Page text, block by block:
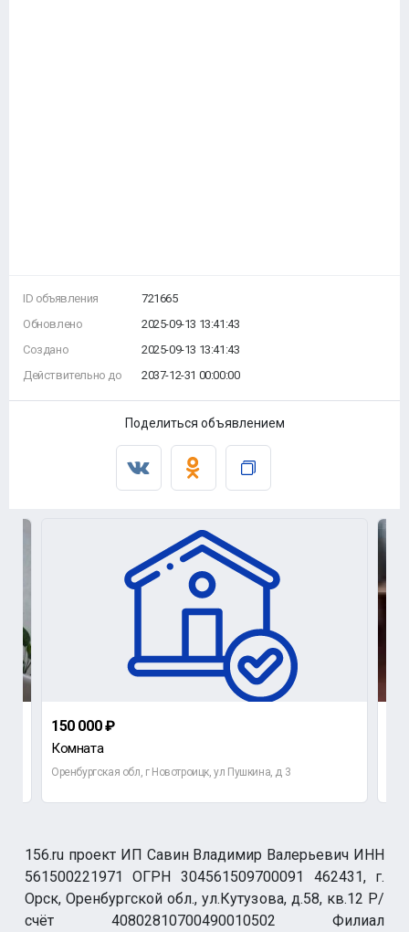
ID объявления
Обновлено
Создано
Действительно до
721665
2025-09-13 13:41:43
2025-09-13 13:41:43
2037-12-31 00:00:00
Поделиться объявлением
150 000 ₽
Комната
Оренбургская обл, г Новотроицк, ул Пушкина, д 3
156.ru проект ИП Савин Владимир Валерьевич ИНН
561500221971 ОГРН 304561509700091 462431, г.
Орск, Оренбургской обл., ул.Кутузова, д.58, кв.12 Р/
счёт 40802810700490010502 Филиал